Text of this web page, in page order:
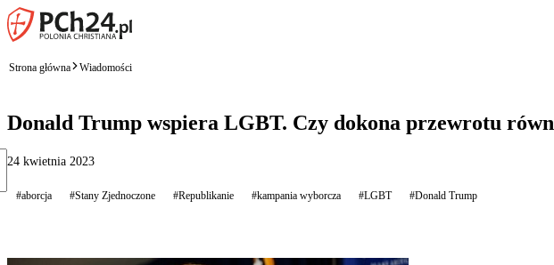
Strona główna Wiadomości
Donald Trump wspiera LGBT. Czy dokona przewrotu
24 kwietnia 2023
#aborcja #Stany Zjednoczone #Republikanie #kampania wyborcza #LGBT #Donald Trump